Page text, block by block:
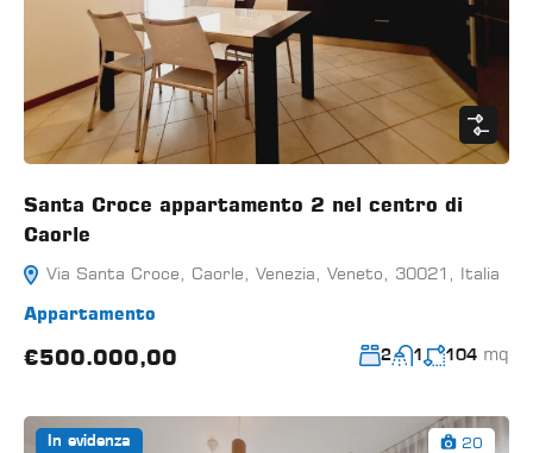
Santa Croce appartamento 2 nel centro di
Caorle
Via Santa Croce, Caorle, Venezia, Veneto, 30021, Italia
Appartamento
€500.000,00 2 1 104 mq
In evidenza 20